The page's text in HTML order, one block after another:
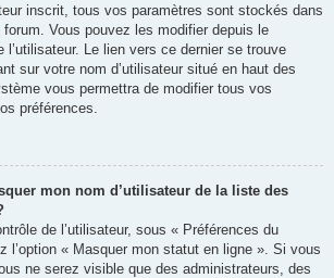
inscrit, tous vos paramètres sont stockés dans
forum. Vous pouvez les modifier depuis le
l’utilisateur. Le lien vers ce dernier se trouve
sur votre nom d’utilisateur situé en haut des
vous permettra de modifier tous vos
préférences.
mon nom d’utilisateur de la liste des
de l’utilisateur, sous « Préférences du
l’option « Masquer mon statut en ligne ». Si vous
ne serez visible que des administrateurs, des